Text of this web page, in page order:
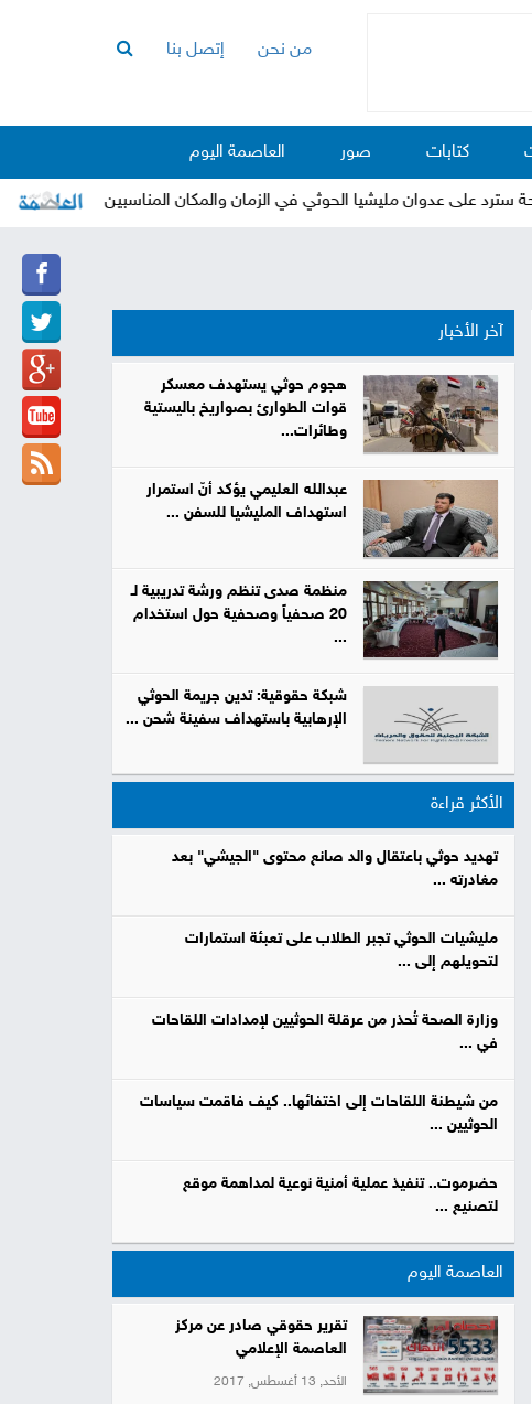
أخبار
تقارير
وتحليلات
حقوق
وحريات
سوشيال
كتابات
فيديوهات
من نحن إتصل بنا
كتابات صور العاصمة اليوم
على عدوان مليشيا الحوثي في الزمان والمكان المناسبين
آخر الأخبار
هجوم حوثي يستهدف معسكر
قوات الطوارئ بصواريخ باليستية
وطائرات...
عبدالله العليمي يؤكد أنّ استمرار
استهداف المليشيا للسفن ...
منظمة صدى تنظم ورشة تدريبية لـ
20 صحفياً وصحفية حول استخدام
...
شبكة حقوقية: تدين جريمة الحوثي
الإرهابية باستهداف سفينة شحن ...
الأكثر قراءة
تهديد حوثي باعتقال والد صانع محتوى "الجيشي" بعد
مغادرته ...
مليشيات الحوثي تجبر الطلاب على تعبئة استمارات
لتحويلهم إلى ...
وزارة الصحة تُحذر من عرقلة الحوثيين لإمدادات اللقاحات
في ...
من شيطنة اللقاحات إلى اختفائها.. كيف فاقمت سياسات
الحوثيين ...
حضرموت.. تنفيذ عملية أمنية نوعية لمداهمة موقع
لتصنيع ...
العاصمة اليوم
تقرير حقوقي صادر عن مركز
العاصمة الإعلامي
الأحد, 13 أغسطس, 2017